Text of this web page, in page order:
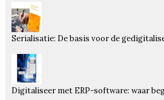
Serialisatie: De basis voor de
Digitaliseer met ERP-software: waar